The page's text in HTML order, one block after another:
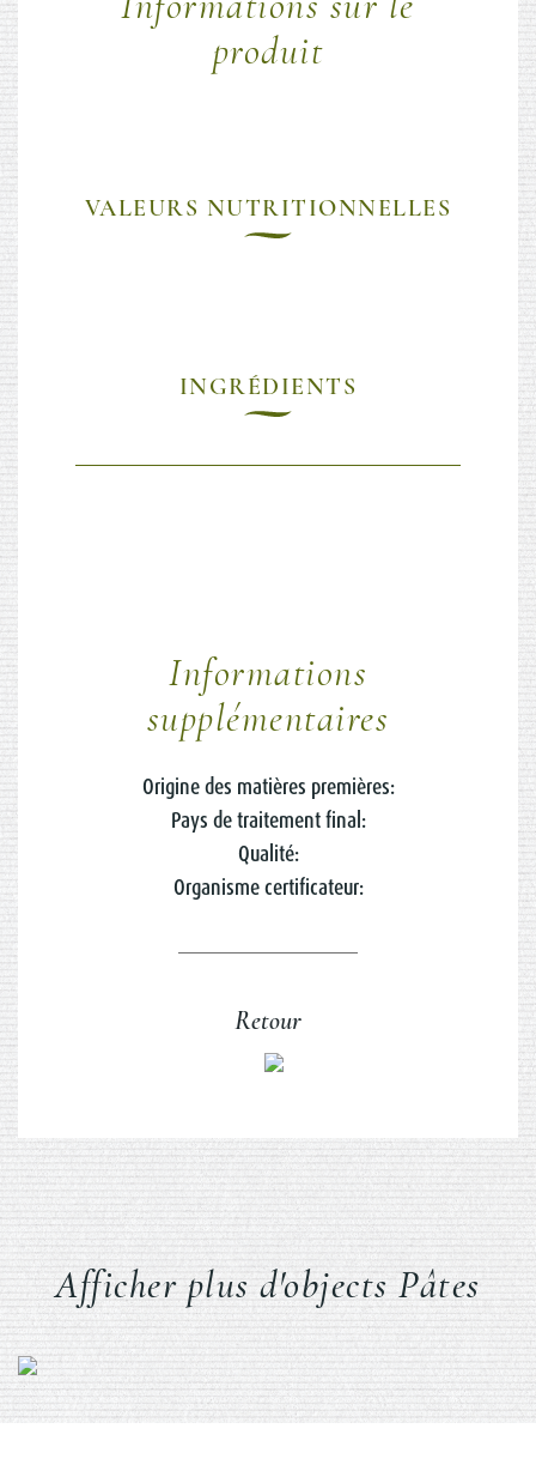
produit
VALEURS NUTRITIONNELLES
INGRÉDIENTS
Informations
supplémentaires
Origine des matières premières:
Pays de traitement final:
Qualité:
Organisme certificateur:
Retour
Afficher plus d'objects Pâtes